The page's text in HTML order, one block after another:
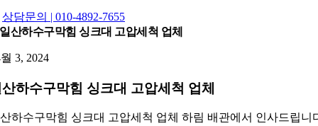
상담문의 | 010-4892-7655
일산하수구막힘 싱크대 고압세척 업체
3, 2024
하수구막힘 싱크대 고압세척 업체
하수구막힘 싱크대 고압세척 업체 하림 배관에서 인사드립니